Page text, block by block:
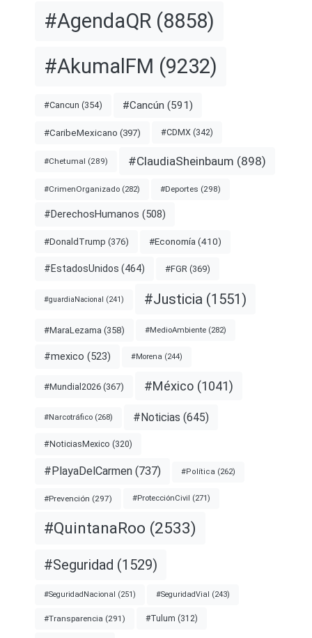
#AgendaQR (8858)
#AkumalFM (9232)
#Cancun (354) #Cancún (591)
#CaribeMexicano (397) #CDMX (342)
#Chetumal (289) #ClaudiaSheinbaum (898)
#CrimenOrganizado (282) #Deportes (298)
#DerechosHumanos (508)
#DonaldTrump (376) #Economía (410)
#EstadosUnidos (464) #FGR (369)
#guardiaNacional (241) #Justicia (1551)
#MaraLezama (358) #MedioAmbiente (282)
#mexico (523) #Morena (244)
#Mundial2026 (367) #México (1041)
#Narcotráfico (268) #Noticias (645)
#NoticiasMexico (320)
#PlayaDelCarmen (737) #Política (262)
#Prevención (297) #ProtecciónCivil (271)
#QuintanaRoo (2533)
#Seguridad (1529)
#SeguridadNacional (251) #SeguridadVial (243)
#Transparencia (291) #Tulum (312)